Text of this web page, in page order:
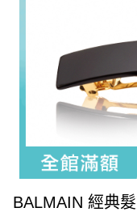
BALMAIN 經典